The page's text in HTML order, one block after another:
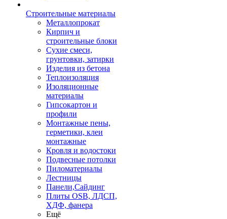
Строительные материалы
Металлопрокат
Кирпич и
строительные блоки
Сухие смеси,
грунтовки, затирки
Изделия из бетона
Теплоизоляция
Изоляционные
материалы
Гипсокартон и
профили
Монтажные пены,
герметики, клеи
монтажные
Кровля и водостоки
Подвесные потолки
Пиломатериалы
Лестницы
Панели,Сайдинг
Плиты OSB, ЛДСП,
ХДФ, фанера
Ещё